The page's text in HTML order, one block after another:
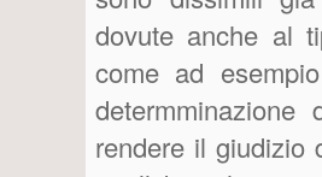
dovute anche al
come ad
rendere il giudizio